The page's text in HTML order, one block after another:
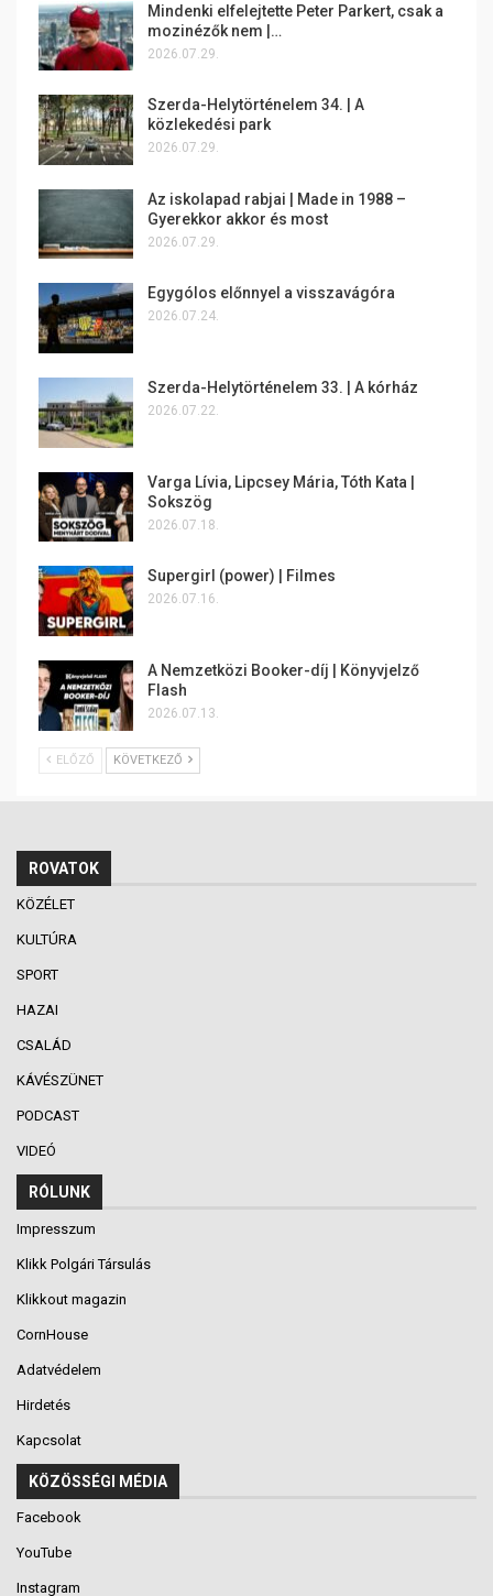
Mindenki elfelejtette Peter Parkert, csak a
mozinézők nem |…
2026.07.29.
Szerda-Helytörténelem 34. | A
közlekedési park
2026.07.29.
Az iskolapad rabjai | Made in 1988 –
Gyerekkor akkor és most
2026.07.29.
Egygólos előnnyel a visszavágóra
2026.07.24.
Szerda-Helytörténelem 33. | A kórház
2026.07.22.
Varga Lívia, Lipcsey Mária, Tóth Kata |
Sokszög
2026.07.18.
Supergirl (power) | Filmes
2026.07.16.
A Nemzetközi Booker-díj | Könyvjelző
Flash
2026.07.13.
ELŐZŐ KÖVETKEZŐ
ROVATOK
KÖZÉLET
KULTÚRA
SPORT
HAZAI
CSALÁD
KÁVÉSZÜNET
PODCAST
VIDEÓ
RÓLUNK
Impresszum
Klikk Polgári Társulás
Klikkout magazin
CornHouse
Adatvédelem
Hirdetés
Kapcsolat
KÖZÖSSÉGI MÉDIA
Facebook
YouTube
Instagram